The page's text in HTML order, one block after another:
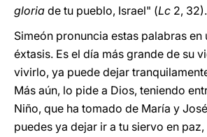
gloria de tu pueblo, Israel" (Lc 2, 32).
Simeón pronuncia estas palabras
éxtasis. Es el día más grande de su
vivirlo, ya puede dejar
Más aún, lo pide a Dios, teniendo
Niño, que ha tomado de María y
puedes ya dejar ir a tu siervo en